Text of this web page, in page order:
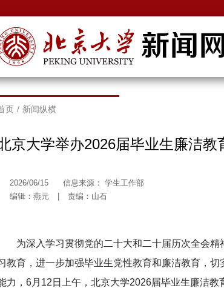
页 / 新闻纵横
京大学举办2026届毕业生廉洁教
2026/06/15
信息来源： 学生工作部
编辑：燕元
责编：山石
为深入学习贯彻党的二十大和二十届历次全会
教育，进一步加强毕业生党性教育和廉洁教育，
力，6月12日上午，北京大学2026届毕业生廉洁